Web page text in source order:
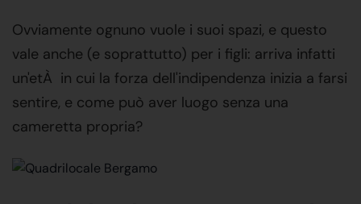
Ovviamente ognuno vuole i suoi spazi, e questo
vale anche (e soprattutto) per i figli: arriva infatti
un'etÀ in cui la forza dell'indipendenza inizia a farsi
sentire, e come può aver luogo senza una
cameretta propria?